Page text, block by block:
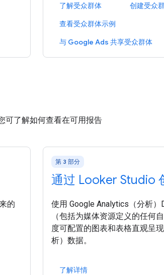
了解受众群体 创建受众
查看受众群体示例
与 Google Ads 共享受众群体
可了解如何查看在可用报告
的
第 3 部分
通过 Looker Studio
使用 Google Analytics（分析
（包括为媒体资源定义的任何
度可配置的图表和表格直观呈
析）数据。
了解详情